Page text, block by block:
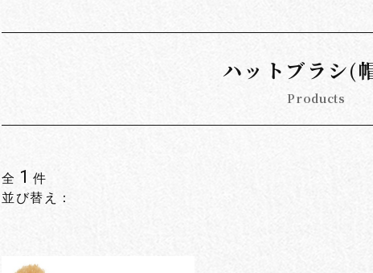
ハットブラシ(
Products
全 1 件
並び替え：